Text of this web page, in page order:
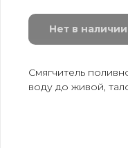
Нет в наличии
Смягчитель
воду до живой,